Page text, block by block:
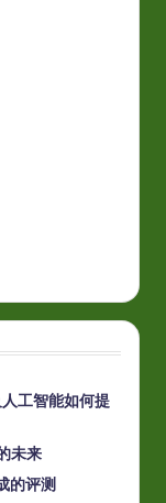
工智能如何提
未来
的评测